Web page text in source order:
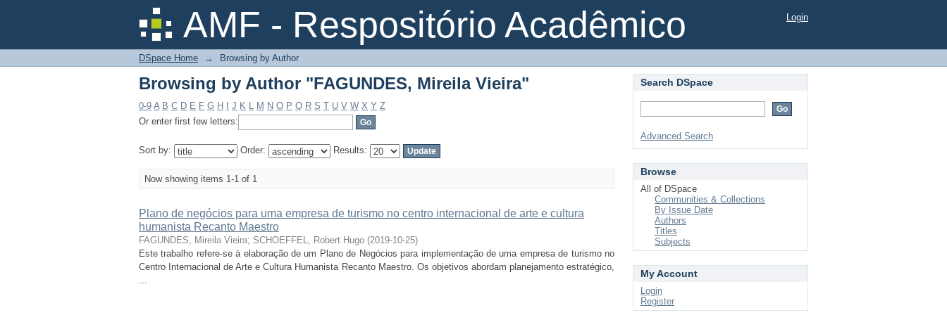
AMF - Respositório Acadêmico
Browsing by Author "FAGUNDES, Mireila Vieira" Login
DSpace Home → Browsing by Author
Browsing by Author "FAGUNDES, Mireila Vieira"
0-9 A B C D E F G H J K L M N O P Q R S T U V W X Y Z
Or enter first few letters:
Sort by: Order: Results:
Now showing items 1-1 of 1
Plano de negócios para uma empresa de turismo no centro internacional de arte e cultura
humanista Recanto Maestro
FAGUNDES, Mireila Vieira; SCHOEFFEL, Robert Hugo (2019-10-25)
Este trabalho refere-se à elaboração de um Plano de Negócios para implementação de uma empresa de turismo no
Centro Internacional de Arte e Cultura Humanista Recanto Maestro. Os objetivos abordam planejamento estratégico,
...
Search DSpace
Advanced Search
Browse
All of DSpace
Communities & Collections
By Issue Date
Authors
Titles
Subjects
My Account
Login
Register